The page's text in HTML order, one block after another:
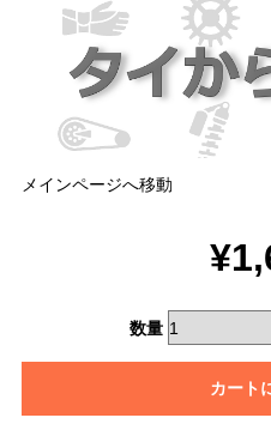
メインページへ移動
数量
カート